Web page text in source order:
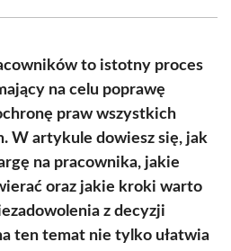
to istotny proces
na celu poprawę
praw wszystkich
W artykule dowiesz się, jak
na pracownika, jakie
oraz jakie kroki warto
z decyzji
ten temat nie tylko ułatwia